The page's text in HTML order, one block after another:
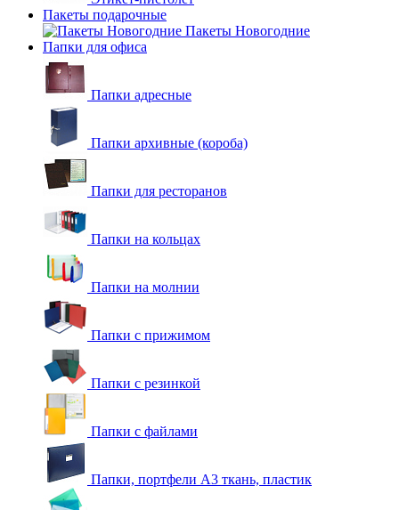
Пакеты подарочные
Пакеты Новогодние
Папки для офиса
Папки адресные
Папки архивные (короба)
Папки для ресторанов
Папки на кольцах
Папки на молнии
Папки с прижимом
Папки с резинкой
Папки с файлами
Папки, портфели А3 ткань, пластик